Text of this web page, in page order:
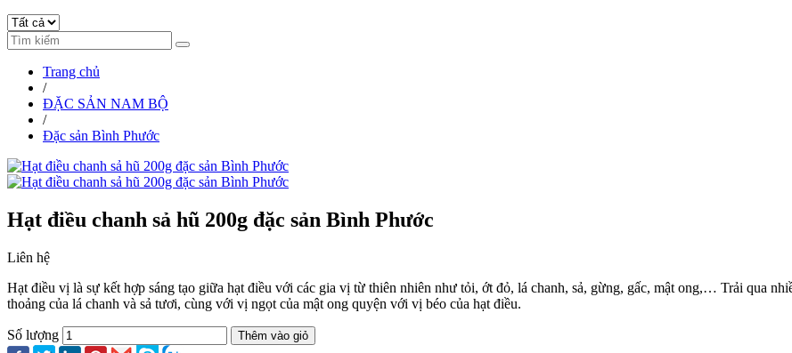
Trang chủ
/
ĐẶC SẢN NAM BỘ
/
Đặc sản Bình Phước
Hạt điều chanh sả hũ 200g đặc sản Bình Phước
Liên hệ
Hạt điều vị là sự kết hợp sáng tạo giữa hạt điều với các gia vị từ thiên nhiên như tỏi, ớt đỏ, lá chanh, sả, gừng, gấc, mật ong,… Trải qua
thoảng của lá chanh và sả tươi, cùng với vị ngọt của mật ong quyện với vị béo của hạt điều.
Số lượng Thêm vào giỏ